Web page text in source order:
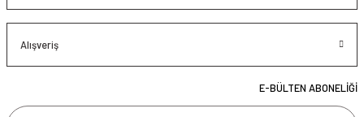
Alışveriş
E-BÜLTEN ABONELİĞİ